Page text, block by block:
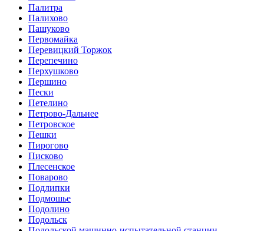
Палитра
Палихово
Пашуково
Первомайка
Перевицкий Торжок
Перепечино
Перхушково
Першино
Пески
Петелино
Петрово-Дальнее
Петровское
Пешки
Пирогово
Писково
Плесенское
Поварово
Подлипки
Подмошье
Подолино
Подольск